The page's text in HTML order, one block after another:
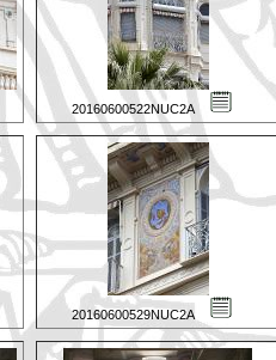
20160600522NUC2A
20160600529NUC2A